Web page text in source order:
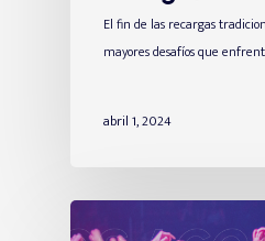
El fin de las recargas
mayores desafíos que
abril 1, 2024